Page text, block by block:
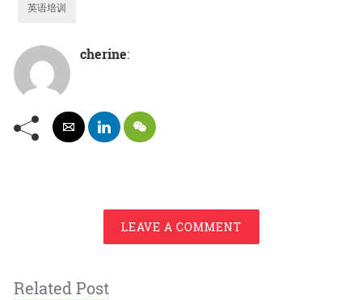
英语培训
cherine:
LEAVE A COMMENT
Related Post